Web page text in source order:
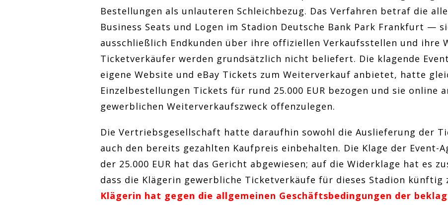
Bestellungen als unlauteren Schleichbezug. Das Verfahren betraf die
Business Seats und Logen im Stadion Deutsche Bank Park Frankfurt —
ausschließlich Endkunden über ihre offiziellen Verkaufsstellen und ihre
Ticketverkäufer werden grundsätzlich nicht beliefert. Die klagende
eigene Website und eBay Tickets zum Weiterverkauf anbietet, hatte
Einzelbestellungen Tickets für rund 25.000 EUR bezogen und sie online
gewerblichen Weiterverkaufszweck offenzulegen.
Die Vertriebsgesellschaft hatte daraufhin sowohl die Auslieferung der
auch den bereits gezahlten Kaufpreis einbehalten. Die Klage der Event-
der 25.000 EUR hat das Gericht abgewiesen; auf die Widerklage hat es
dass die Klägerin gewerbliche Ticketverkäufe für dieses Stadion künftig
Klägerin hat gegen die allgemeinen Geschäftsbedingungen der